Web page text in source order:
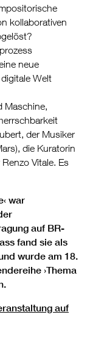
kollaborativen
neue
Welt
Maschine,
der Musiker
die Kuratorin
Vitale. Es
war
auf BR-
fand sie als
wurde am 18.
›Thema
auf